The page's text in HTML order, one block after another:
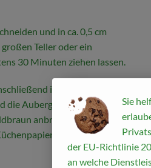
und in ca. 0,5 cm
Teller oder ein
30 Minuten ziehen lassen.
in Mehl wälzen.
Auberginen-Scheiben
anbraten. Aus der
ausgelegten
Sie
der EU-Richtlinie
an welche